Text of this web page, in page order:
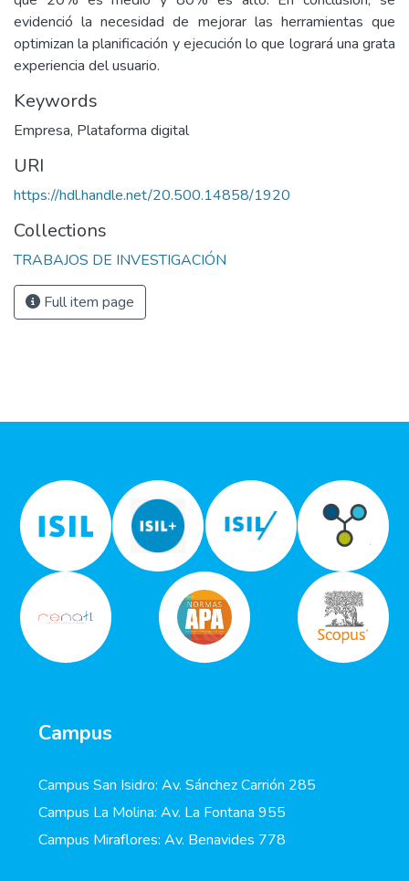
evidenció la necesidad de mejorar las herramientas que
optimizan la planificación y ejecución lo que logrará una grata
experiencia del usuario.
Keywords
Empresa, Plataforma digital
URI
https://hdl.handle.net/20.500.14858/1920
Collections
TRABAJOS DE INVESTIGACIÓN
Full item page
Campus
Campus San Isidro: Av. Sánchez Carrión 285
Campus La Molina: Av. La Fontana 955
Campus Miraflores: Av. Benavides 778